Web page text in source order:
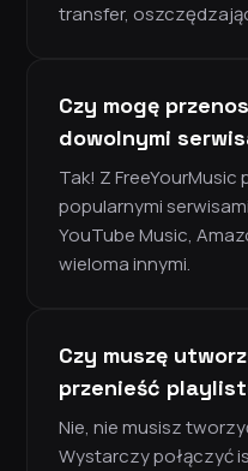
transfer,
Czy mogę
dowolnymi
Tak! Z
popularnymi
YouTube Music,
wieloma innymi.
Czy muszę
przenieść
Nie, nie musisz
Wystarczy połączyć